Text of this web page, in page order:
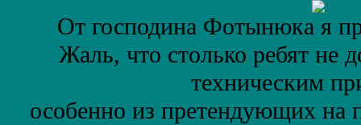
От господина Фотынюка я
Жаль, что столько ребят не
техническим
особенно из претендующих